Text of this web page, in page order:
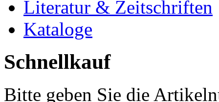
Literatur & Zeitschriften
Kataloge
Schnellkauf
Bitte geben Sie die